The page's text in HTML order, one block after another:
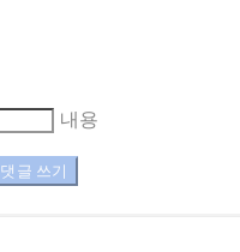
내용
댓글 쓰기